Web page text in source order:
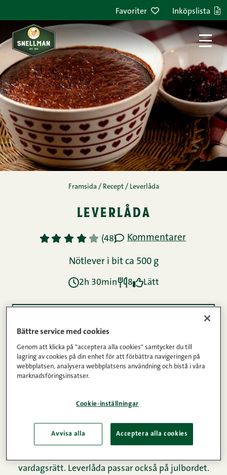
Favoriter Inköpslista
Framsida / Recept / Leverlåda
leverlåda
1 2 3 4 5 (48) Kommentarer
Nötlever i bit ca 500 g
2h 30min 8 Lätt
Instruktioner
Näringsinnehåll
Med eller utan russin? Det är den stora frågan varje
vardagsrätt. Leverlåda passar också på julbordet.
Bättre service med cookies
Genom att klicka på "acceptera alla cookies" samtycker du till
lagring av cookies på din enhet för att förbättra navigeringen på
webbplatsen, analysera webbplatsens användning och bistå i våra
marknadsföringsinsatser.
Cookie-inställningar
Avvisa alla Acceptera alla cookies